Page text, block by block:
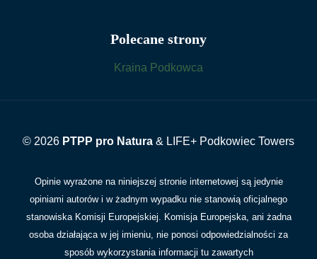
Polecane strony
Kraina Podkowca
© 2026 PTPP pro Natura & LIFE+ Podkowiec Towers
Opinie wyrażone na niniejszej stronie internetowej są jedynie
opiniami autorów i w żadnym wypadku nie stanowią oficjalnego
stanowiska Komisji Europejskiej. Komisja Europejska, ani żadna
osoba działająca w jej imieniu, nie ponosi odpowiedzialności za
sposób wykorzystania informacji tu zawartych